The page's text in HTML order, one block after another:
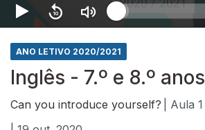
ANO LETIVO 2020/2021
Inglês - 7.º e 8.º anos
Can you introduce yourself? | Aula 1